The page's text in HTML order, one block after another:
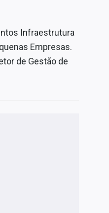
Infraestrutura
Empresas.
de Gestão de